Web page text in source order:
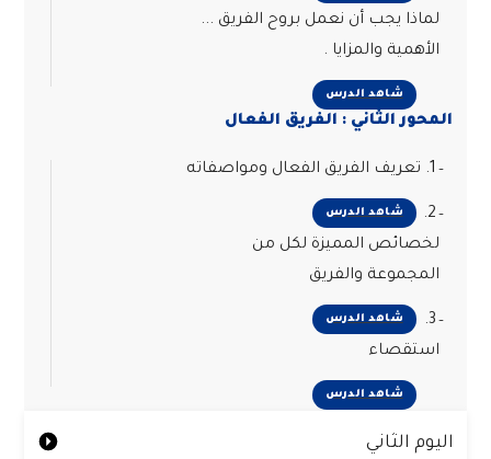
لماذا يجب أن نعمل بروح الفريق ...
الأهمية والمزايا .
شاهد الدرس
المحور الثاني : الفريق الفعال
شاهد الدرس
2.
لخصائص المميزة لكل من
المجموعة والفريق
شاهد الدرس
3.
استقصاء
شاهد الدرس
اليوم الثاني